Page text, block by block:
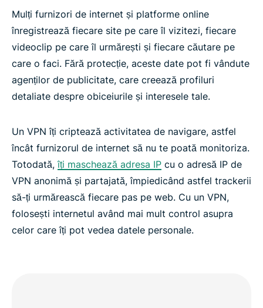
Mulți furnizori de internet și platforme online
înregistrează fiecare site pe care îl vizitezi, fiecare
videoclip pe care îl urmărești și fiecare căutare pe
care o faci. Fără protecție, aceste date pot fi vândute
agenților de publicitate, care creează profiluri
detaliate despre obiceiurile și interesele tale.
Un VPN îți criptează activitatea de navigare, astfel
încât furnizorul de internet să nu te poată monitoriza.
Totodată,îți maschează adresa IP cu o adresă IP de
VPN anonimă și partajată, împiedicând astfel trackerii
să-ți urmărească fiecare pas pe web. Cu un VPN,
folosești internetul având mai mult control asupra
celor care îți pot vedea datele personale.